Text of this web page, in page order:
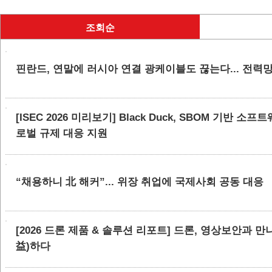
조회순
핀란드, 연말에 러시아 연결 광케이블도 끊는다... 전력
[ISEC 2026 미리보기] Black Duck, SBOM 기반 소프트
로벌 규제 대응 지원
“채용하니 北 해커”... 위장 취업에 국제사회 공동 대응
[2026 드론 제품 & 솔루션 리포트] 드론, 영상보안과 만
益)하다